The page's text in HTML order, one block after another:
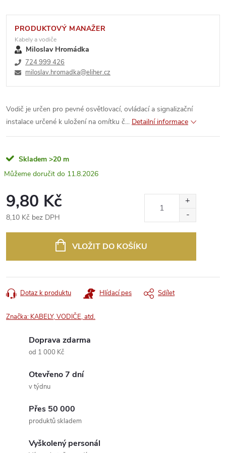
PRODUKTOVÝ MANAŽER
Kabely a vodiče
Miloslav Hromádka
724 999 426
miloslav.hromadka@eliher.cz
Vodič je určen pro pevné osvětlovací, ovládací a signalizační
instalace určené k uložení na omítku č... Detailní informace
Skladem >20 m
11.8.2026
9,80 Kč
8,10 Kč bez DPH
VLOŽIT DO KOŠÍKU
Dotaz k produktu Hlídací pes Sdílet
Značka: KABELY, VODIČE, atd.
Doprava zdarma
od 1 000 Kč
Otevřeno 7 dní
v týdnu
Přes 50 000
produktů skladem
Vyškolený personál